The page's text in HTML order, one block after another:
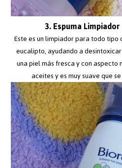
3. Espuma
Este es un limpiador para todo
eucalipto, ayudando a
una piel más fresca y con
aceites y es muy suave que